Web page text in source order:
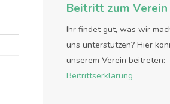
Beitritt zum Verein
Ihr findet gut, was wir
uns unterstützen? Hier
unserem Verein beitreten:
Beitrittserklärung